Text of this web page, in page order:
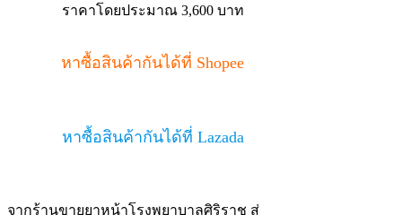
ราคาโดยประมาณ 3,600 บาท
หาซื้อสินค้ากันได้ที่ Shopee
หาซื้อสินค้ากันได้ที่ Lazada
จากร้านขายยาหน้าโรงพยาบาลศิริราช สู่